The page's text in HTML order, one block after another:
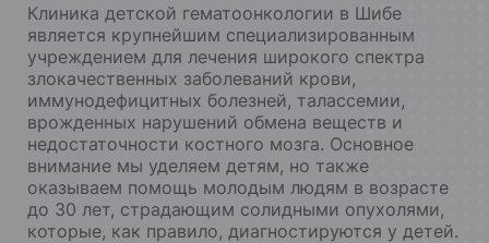
Клиника детской гематоонкологии в Шибе
является крупнейшим специализированным
учреждением для лечения широкого спектра
злокачественных заболеваний крови,
иммунодефицитных болезней, талассемии,
врожденных нарушений обмена веществ и
недостаточности костного мозга. Основное
внимание мы уделяем детям, но также
оказываем помощь молодым людям в возрасте
до 30 лет, страдающим солидными опухолями,
которые, как правило, диагностируются у детей.